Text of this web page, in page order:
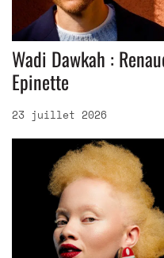
Wadi Dawkah :
Epinette
23 juillet 2026